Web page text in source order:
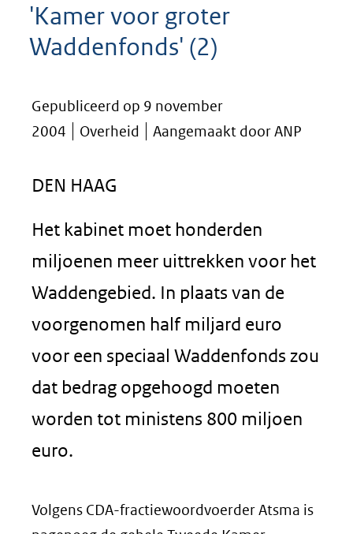
'Kamer voor groter
Waddenfonds' (2)
Gepubliceerd op 9 november
2004
Overheid Aangemaakt door ANP
DEN HAAG
Het kabinet moet honderden
miljoenen meer uittrekken voor het
Waddengebied. In plaats van de
voorgenomen half miljard euro
voor een speciaal Waddenfonds zou
dat bedrag opgehoogd moeten
worden tot ministens 800 miljoen
euro.
Volgens CDA-fractiewoordvoerder Atsma is